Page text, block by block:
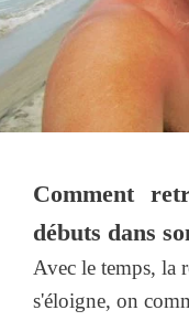
Comment
débuts dans
Avec le temps, la
s'éloigne, on